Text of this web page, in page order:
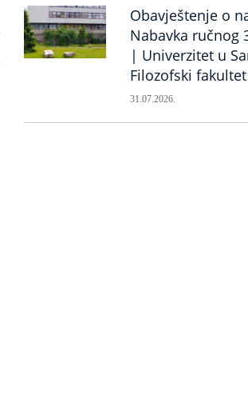
Obavještenje o
Nabavka ručnog
| Univerzitet u
Filozofski fakultet
31.07.2026.